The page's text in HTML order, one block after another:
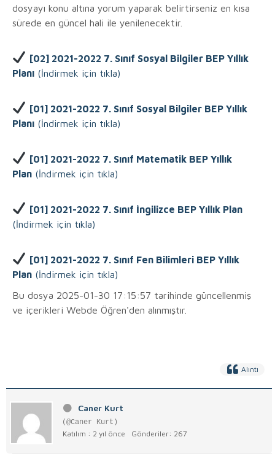
dosyayı konu altına yorum yaparak belirtirseniz en kısa
sürede en güncel hali ile yenilenecektir.
[02] 2021-2022 7. Sınıf Sosyal Bilgiler BEP Yıllık
Planı (İndirmek için tıkla)
[01] 2021-2022 7. Sınıf Sosyal Bilgiler BEP Yıllık
Planı (İndirmek için tıkla)
[01] 2021-2022 7. Sınıf Matematik BEP Yıllık
Plan (İndirmek için tıkla)
[01] 2021-2022 7. Sınıf İngilizce BEP Yıllık Plan
(İndirmek için tıkla)
[01] 2021-2022 7. Sınıf Fen Bilimleri BEP Yıllık
Plan (İndirmek için tıkla)
Bu dosya 2025-01-30 17:15:57 tarihinde güncellenmiş
ve içerikleri Webde Öğren'den alınmıştır.
Alıntı
Caner Kurt
(@Caner Kurt)
Katılım : 2 yıl önce Gönderiler: 267